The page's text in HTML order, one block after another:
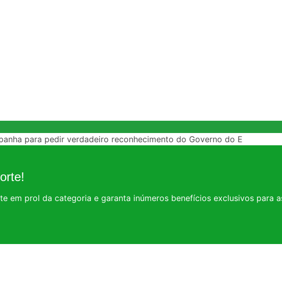
para pedir verdadeiro reconhecimento do Governo do E
em prol da categoria e garanta inúmeros benefícios exclusivos para